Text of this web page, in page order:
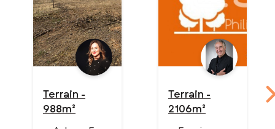
Terrain -
988m²
Terrain -
2 106m²